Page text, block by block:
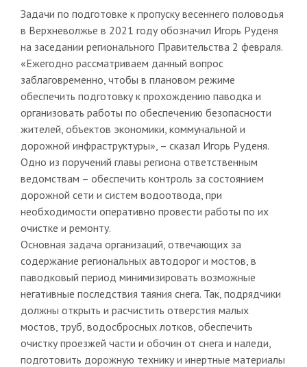
Задачи по подготовке к пропуску весеннего половодья
в Верхневолжье в 2021 году обозначил Игорь Руденя
на заседании регионального Правительства 2 февраля.
«Ежегодно рассматриваем данный вопрос
заблаговременно, чтобы в плановом режиме
обеспечить подготовку к прохождению паводка и
организовать работы по обеспечению безопасности
жителей, объектов экономики, коммунальной и
дорожной инфраструктуры», – сказал Игорь Руденя.
Одно из поручений главы региона ответственным
ведомствам – обеспечить контроль за состоянием
дорожной сети и систем водоотвода, при
необходимости оперативно провести работы по их
очистке и ремонту.
Основная задача организаций, отвечающих за
содержание региональных автодорог и мостов, в
паводковый период минимизировать возможные
негативные последствия таяния снега. Так, подрядчики
должны открыть и расчистить отверстия малых
мостов, труб, водосбросных лотков, обеспечить
очистку проезжей части и обочин от снега и наледи,
подготовить дорожную технику и инертные материалы